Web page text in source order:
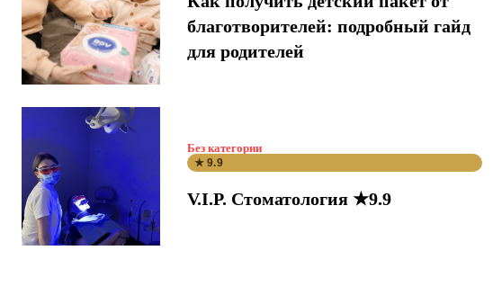
благотворителей: подробный гайд
для родителей
Без категории
★ 9.9
V.I.P. Стоматология ★9.9